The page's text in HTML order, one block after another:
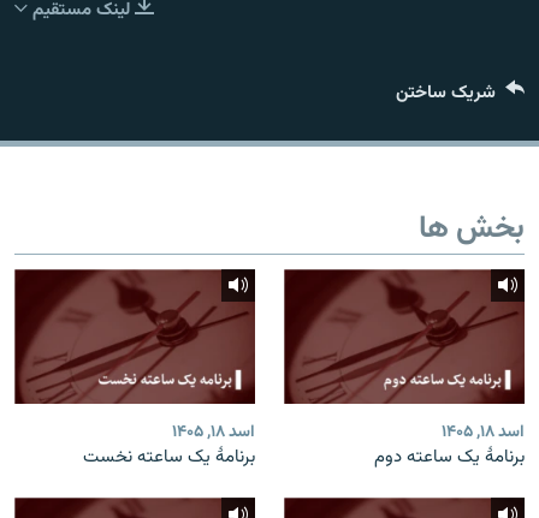
صفحه پشتو
همۀ سایت‌های رادیو آزادی/ رادیو اروپای آزاد
لینک مستقیم
شریک ساختن
بخش ها
اسد ۱۸, ۱۴۰۵
برنامۀ یک ساعته دوم
اسد ۱۸, ۱۴۰۵
برنامۀ یک ساعته نخست